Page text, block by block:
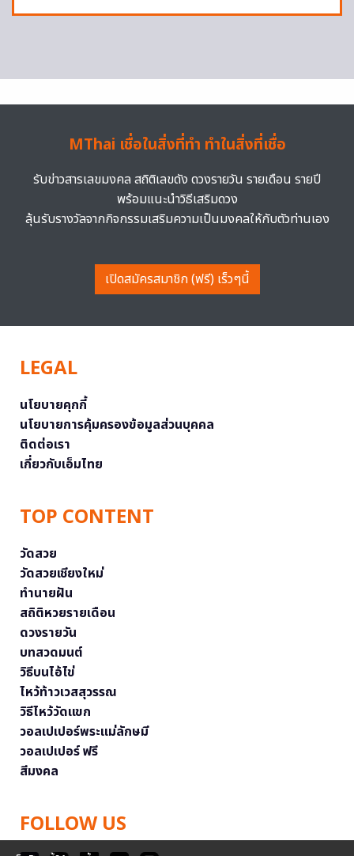
MThai เชื่อในสิ่งที่ทำ ทำในสิ่งที่เชื่อ
รับข่าวสารเลขมงคล สถิติเลขดัง ดวงรายวัน รายเดือน รายปี
พร้อมแนะนำวิธีเสริมดวง
ลุ้นรับรางวัลจากกิจกรรมเสริมความเป็นมงคลให้กับตัวท่านเอง
เปิดสมัครสมาชิก (ฟรี) เร็วๆนี้
LEGAL
นโยบายคุกกี้
นโยบายการคุ้มครองข้อมูลส่วนบุคคล
ติดต่อเรา
เกี่ยวกับเอ็มไทย
TOP CONTENT
วัดสวย
วัดสวยเชียงใหม่
ทำนายฝัน
สถิติหวยรายเดือน
ดวงรายวัน
บทสวดมนต์
วิธีบนไอ้ไข่
ไหว้ท้าวเวสสุวรรณ
วิธีไหว้วัดแขก
วอลเปเปอร์พระแม่ลักษมี
วอลเปเปอร์ ฟรี
สีมงคล
FOLLOW US